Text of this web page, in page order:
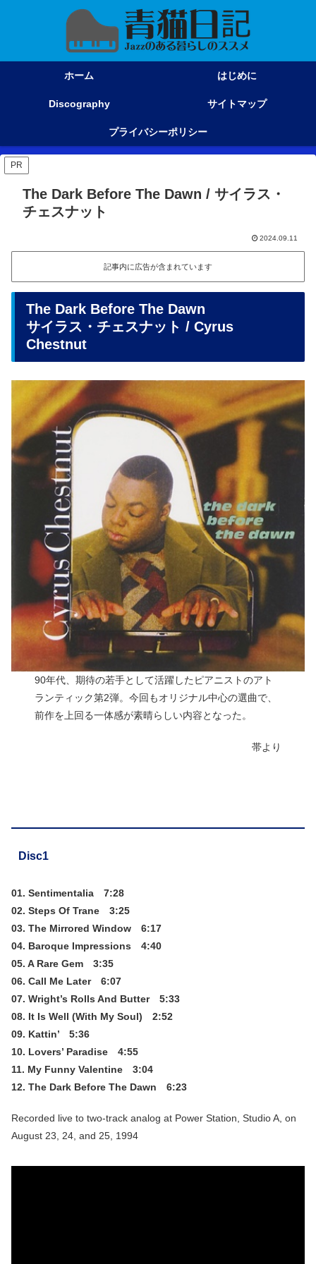
ホーム はじめに
Discography サイトマップ
プライバシーポリシー
PR
The Dark Before The Dawn / サイラス・
チェスナット
2024.09.11
記事内に広告が含まれています
The Dark Before The Dawn
サイラス・チェスナット / Cyrus
Chestnut
90年代、期待の若手として活躍したピアニストのアト
ランティック第2弾。今回もオリジナル中心の選曲で、
前作を上回る一体感が素晴らしい内容となった。
帯より
Disc1
01. Sentimentalia 7:28
02. Steps Of Trane 3:25
03. The Mirrored Window 6:17
04. Baroque Impressions 4:40
05. A Rare Gem 3:35
06. Call Me Later 6:07
07. Wright’s Rolls And Butter 5:33
08. It Is Well (With My Soul) 2:52
09. Kattin’ 5:36
10. Lovers’ Paradise 4:55
11. My Funny Valentine 3:04
12. The Dark Before The Dawn 6:23
Recorded live to two-track analog at Power Station, Studio A, on
August 23, 24, and 25, 1994